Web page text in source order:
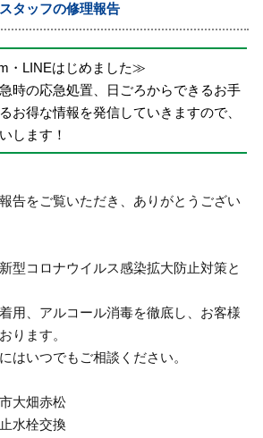
スタッフの修理報告
・LINEはじめました≫
時の応急処置、日ごろからできるお手
お得な情報を発信していきますので、
します！
告をご覧いただき、ありがとうござい
型コロナウイルス感染拡大防止対策と
用、アルコール消毒を徹底し、お客様
ります。
はいつでもご相談ください。
大畑赤松
水栓交換